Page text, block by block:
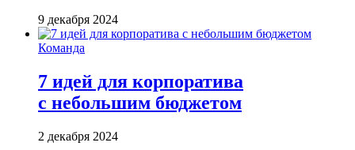
9 декабря 2024
Команда
7 идей для корпоратива
с небольшим бюджетом
2 декабря 2024